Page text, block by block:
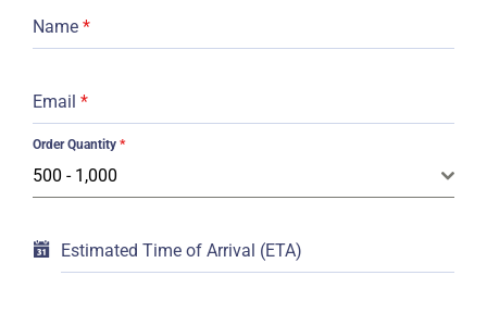
Name *
Email *
Order Quantity *
500 - 1,000
Estimated Time of Arrival (ETA)